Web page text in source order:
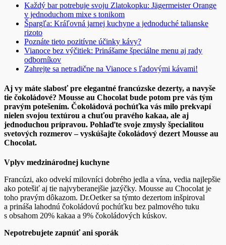
Každý bar potrebuje svoju Zlatokopku: Jägermeister Orange
v jednoduchom mixe s tonikom
Špargľa: Kráľovná jarnej kuchyne a jednoduché talianske
rizoto
Poznáte tieto pozitívne účinky kávy?
Vianoce bez výčitiek: Prinášame špeciálne menu aj rady
odborníkov
Zahrejte sa netradične na Vianoce s ľadovými kávami!
Aj vy máte slabosť pre elegantné francúzske dezerty, a navyše
tie čokoládové? Mousse au Chocolat bude potom pre vás tým
pravým potešením. Čokoládová pochúťka vás milo prekvapí
nielen svojou textúrou a chuťou pravého kakaa, ale aj
jednoduchou prípravou. Pohlaďte svoje zmysly špecialitou
svetových rozmerov – vyskúšajte čokoládový dezert Mousse au
Chocolat.
Vplyv medzinárodnej kuchyne
Francúzi, ako odvekí milovníci dobrého jedla a vína, vedia najlepšie
ako potešiť aj tie najvyberanejšie jazýčky. Mousse au Chocolat je
toho pravým dôkazom. Dr.Oetker sa týmto dezertom inšpiroval
a prináša lahodnú čokoládovú pochúťku bez palmového tuku
s obsahom 20% kakaa a 9% čokoládových kúskov.
Nepotrebujete zapnúť ani sporák